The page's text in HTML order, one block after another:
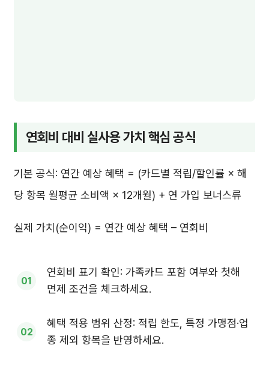
연회비 대비 실사용 가치 핵심 공식
기본 공식: 연간 예상 혜택 = (카드별 적립/할인률 × 해
당 항목 월평균 소비액 × 12개월) + 연 가입 보너스류
실제 가치(순이익) = 연간 예상 혜택 – 연회비
연회비 표기 확인: 가족카드 포함 여부와 첫해
면제 조건을 체크하세요.
혜택 적용 범위 산정: 적립 한도, 특정 가맹점·업
종 제외 항목을 반영하세요.